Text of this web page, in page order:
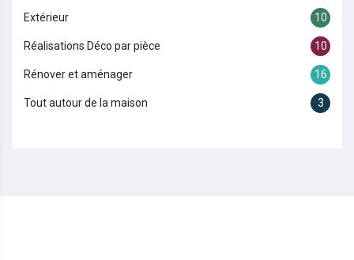
Extérieur 10
Réalisations Déco par pièce 10
Rénover et aménager 16
Tout autour de la maison 3